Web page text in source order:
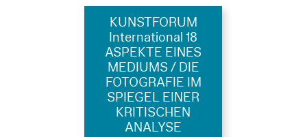
KUNSTFORUM
International 18
ASPEKTE EINES
MEDIUMS / DIE
FOTOGRAFIE IM
SPIEGEL EINER
KRITISCHEN
ANALYSE